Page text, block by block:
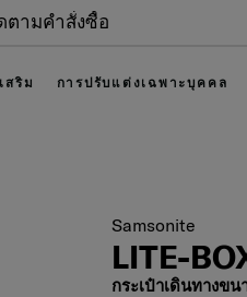
ตามคำสั่งซื้อ
สริม การปรับแต่งเฉพาะบุคคล
Samsonite
LITE-
กระเป๋าเดินทางข